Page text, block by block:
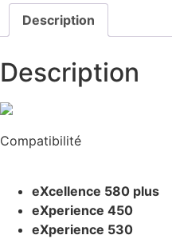
Description
Description
Compatibilité
eXcellence 580 plus
eXperience 450
eXperience 530